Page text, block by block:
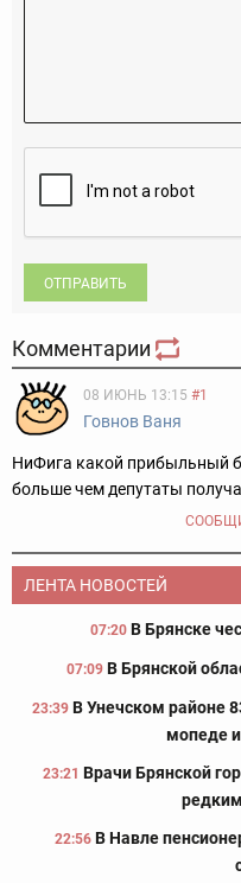
ОТПРАВИТЬ
Комментарии
08 ИЮНЬ 13:15 #1
Говнов Ваня
НиФига какой прибыльный
больше чем депутаты
ЛЕНТА НОВОСТЕЙ
07:20 В Брянске
07:09 В Брянской
23:39 В Унечском районе
мопеде
23:21 Врачи Брянской
22:56 В Навле